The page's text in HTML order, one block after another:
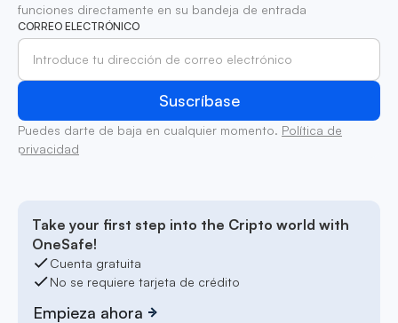
funciones directamente en su bandeja de entrada
CORREO ELECTRÓNICO
Puedes darte de baja en cualquier momento. Política de
privacidad
Take your first step into the Cripto world with
OneSafe!
Cuenta gratuita
No se requiere tarjeta de crédito
Empieza ahora